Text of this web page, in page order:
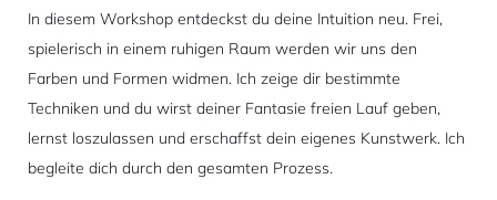
In diesem Workshop entdeckst du deine Intuition neu. Frei,
spielerisch in einem ruhigen Raum werden wir uns den
Farben und Formen widmen. Ich zeige dir bestimmte
Techniken und du wirst deiner Fantasie freien Lauf geben,
lernst loszulassen und erschaffst dein eigenes Kunstwerk. Ich
begleite dich durch den gesamten Prozess.